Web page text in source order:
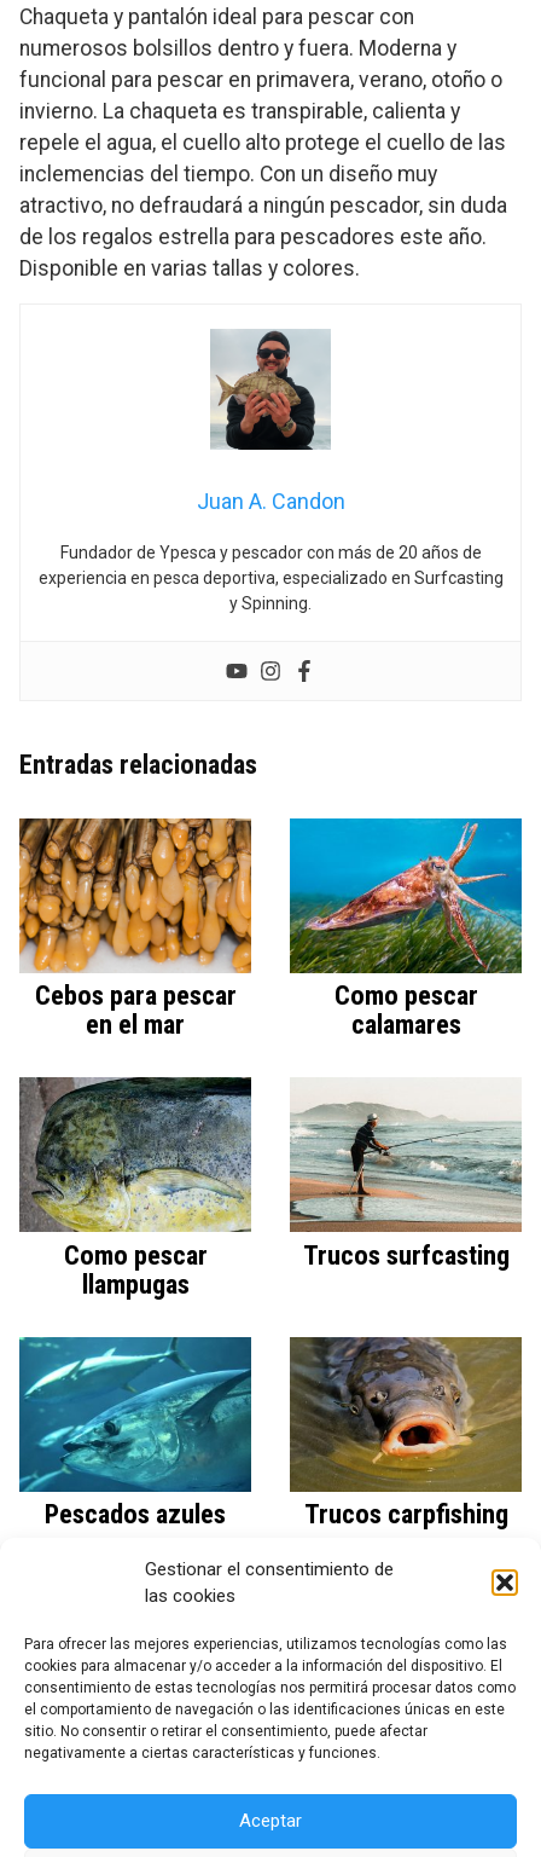
Gestionar el consentimiento de
las cookies
Para ofrecer las mejores experiencias, utilizamos tecnologías como las
cookies para almacenar y/o acceder a la información del dispositivo. El
consentimiento de estas tecnologías nos permitirá procesar datos como
el comportamiento de navegación o las identificaciones únicas en este
sitio. No consentir o retirar el consentimiento, puede afectar
negativamente a ciertas características y funciones.
Aceptar
Chaqueta y pantalón ideal para pescar con
numerosos bolsillos dentro y fuera. Moderna y
funcional para pescar en primavera, verano, otoño o
invierno. La chaqueta es transpirable, calienta y
repele el agua, el cuello alto protege el cuello de las
inclemencias del tiempo. Con un diseño muy
atractivo, no defraudará a ningún pescador, sin duda
de los regalos estrella para pescadores este año.
Disponible en varias tallas y colores.
Juan A. Candon
Fundador de Ypesca y pescador con más de 20 años de
experiencia en pesca deportiva, especializado en Surfcasting
y Spinning.
Entradas relacionadas
Cebos para pescar
en el mar
Como pescar
calamares
Como pescar
llampugas
Trucos surfcasting
Pescados azules Trucos carpfishing
Quienes somos
Aviso legal|Declaración de privacidad|Políticas de